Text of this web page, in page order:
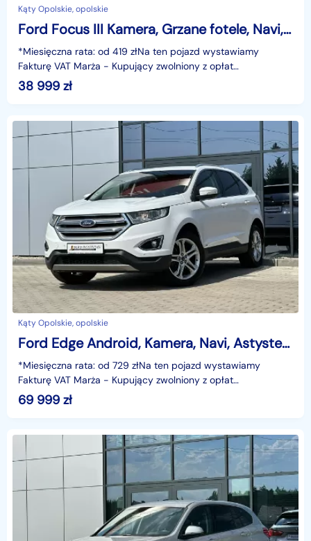
Kąty Opolskie, opolskie
Ford Focus III Kamera, Grzane fotele, Navi, Tempomat, Climatronic, Czujniki,GWARANC
*Miesięczna rata: od 419 złNa ten pojazd wystawiamy
Fakturę VAT Marża - Kupujący zwolniony z opłat
skarbowych.Gwarancja: 6 miesięcy.Cechy
38 999 zł
Kąty Opolskie, opolskie
Ford Edge Android, Kamera, Navi, Astystenci, Grzane fot. GWARANCJA, Bezwypadek
*Miesięczna rata: od 729 złNa ten pojazd wystawiamy
Fakturę VAT Marża - Kupujący zwolniony z opłat
skarbowych.Gwarancja: 6 miesięcy.Cechy szczególne:silnik
dies
69 999 zł